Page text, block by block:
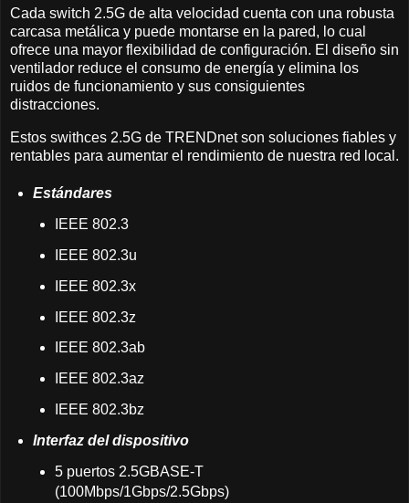
Cada switch 2.5G de alta velocidad cuenta con una robusta
carcasa metálica y puede montarse en la pared, lo cual
ofrece una mayor flexibilidad de configuración. El diseño sin
ventilador reduce el consumo de energía y elimina los
ruidos de funcionamiento y sus consiguientes
distracciones.
Estos swithces 2.5G de TRENDnet son soluciones fiables y
rentables para aumentar el rendimiento de nuestra red local.
Estándares
IEEE 802.3
IEEE 802.3u
IEEE 802.3x
IEEE 802.3z
IEEE 802.3ab
IEEE 802.3az
IEEE 802.3bz
Interfaz del dispositivo
5 puertos 2.5GBASE-T
(100Mbps/1Gbps/2.5Gbps)